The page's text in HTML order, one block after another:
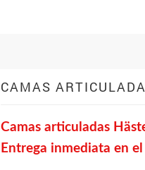
CAMAS
Camas articuladas
Entrega inmediata en